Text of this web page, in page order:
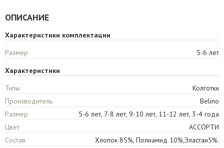
ОПИСАНИЕ
Характеристики комплектации
Размер
5-6 лет
Характеристики
Типы
Колготки
Производитель
Belino
Размер
5-6 лет, 7-8 лет, 9-10 лет, 11-12 лет, 3-4 года
Цвет
АССОРТИ
Состав
Хлопок 85%, Полиамид 10%,Эластан5%.